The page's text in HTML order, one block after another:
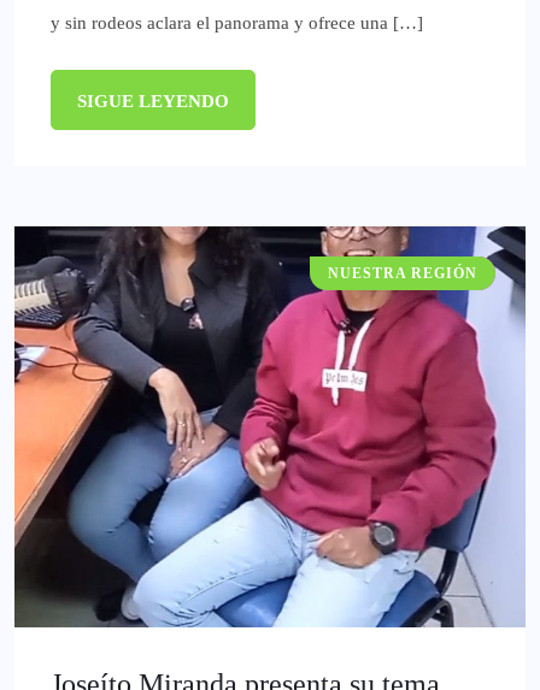
y sin rodeos aclara el panorama y ofrece una […]
SIGUE LEYENDO
GATACRONOS
NUESTRA REGIÓN